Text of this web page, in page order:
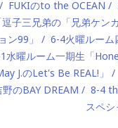
FUKIのto the OCEAN
子三兄弟の「兄弟ケンカ
ン99」
6-4火曜ルーム
水曜ルーム一期生「
J.のLet's Be REAL!」
のBAY DREAM
8-4
スペシ